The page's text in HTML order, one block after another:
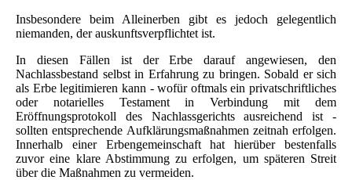
Insbesondere beim Alleinerben gibt es jedoch gelegentlich
niemanden, der auskunftsverpflichtet ist.
In diesen Fällen ist der Erbe darauf angewiesen, den
Nachlassbestand selbst in Erfahrung zu bringen. Sobald er sich
als Erbe legitimieren kann - wofür oftmals ein privatschriftliches
oder notarielles Testament in Verbindung mit dem
Eröffnungsprotokoll des Nachlassgerichts ausreichend ist -
sollten entsprechende Aufklärungsmaßnahmen zeitnah erfolgen.
Innerhalb einer Erbengemeinschaft hat hierüber bestenfalls
zuvor eine klare Abstimmung zu erfolgen, um späteren Streit
über die Maßnahmen zu vermeiden.